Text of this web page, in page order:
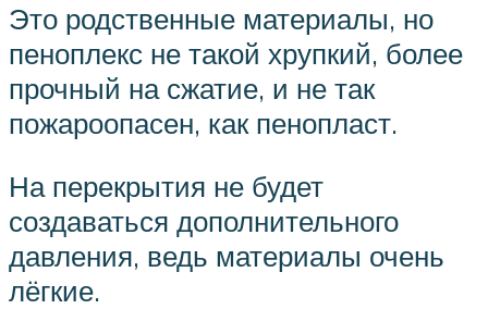
Это родственные материалы, но
пеноплекс не такой хрупкий, более
прочный на сжатие, и не так
пожароопасен, как пенопласт.
На перекрытия не будет
создаваться дополнительного
давления, ведь материалы очень
лёгкие.